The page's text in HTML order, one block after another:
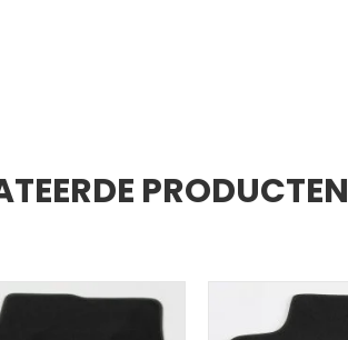
PRODUCTEN